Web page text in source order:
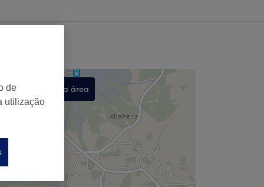
Procurar nesta área
,
de
utilização